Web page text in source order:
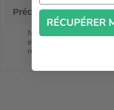
Précaution
Ne pas donner aux
enceintes, ne jamais
recommandée.
RÉCUPÉRER